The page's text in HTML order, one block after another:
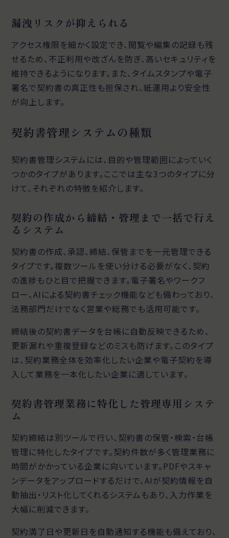
漏洩リスクが抑えられる
アクセス権限を細かく設定でき、閲覧や編集の記録も残
せるため、不正利用や改ざんを防ぎ、高いセキュリティを
維持できるようになります。また、タイムスタンプや電子
署名で契約書の真正性も担保され、紙運用より安全性
が向上します。
契約書管理システムの種類
契約書管理システムには、目的や管理範囲によっていく
つかのタイプがあります。ここでは主な3つのタイプに分
けて、それぞれの特徴を紹介します。
契約の作成から締結・管理まで一括で行え
るシステム
契約書の作成、承認、締結、保管までを一元管理できる
タイプです。複数ツールを使い分ける必要がなく、契約
の進捗もひと目で把握できます。電子署名やワークフ
ロー、AIによる契約書チェック機能なども備わっており、
法務部門だけでなく営業や総務でも活用可能です。
締結後の契約書データを台帳に自動反映できるため、
更新漏れや重複登録などのミスも防げます。このタイプ
は、契約業務全体を効率化したい企業や電子契約を導
入して業務を一本化したい企業に適しています。
契約書管理業務に特化した管理専用システ
ム
契約締結は別ツールで行い、契約書の保管・検索・台帳
管理に特化したタイプです。契約件数が多く管理業務に
時間がかかっている企業に向いています。PDFやスキャ
ンデータをアップロードするだけで、AIが契約情報を自
動抽出・リスト化してくれるシステムもあり、入力作業を
大幅に削減できます。
契約満了日や更新日を自動通知する機能も備えており、